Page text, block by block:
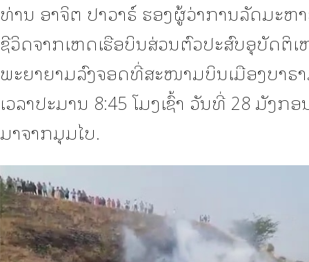
ທ່ານ ອາຈິຕ ປາວາຣ໌ ຮອງຜູ້ວ່າການລັດມະຫາ
ຊີວິດຈາກເຫດເຮືອບິນສ່ວນຕົວປະສົບອຸບັດຕິເ
ພະຍາຍາມລົງຈອດທີ່ສະໜາມບິນເມືອງບາຣາ
ເວລາປະມານ 8:45 ໂມງເຊົ້າ ວັນທີ່ 28 ມັງກ
ມາຈາກມຸມໄບ.